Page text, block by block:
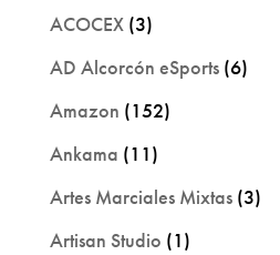
ACOCEX(3)
AD Alcorcón eSports(6)
Amazon (152)
Ankama (11)
Artes Marciales Mixtas(3)
Artisan Studio (1)